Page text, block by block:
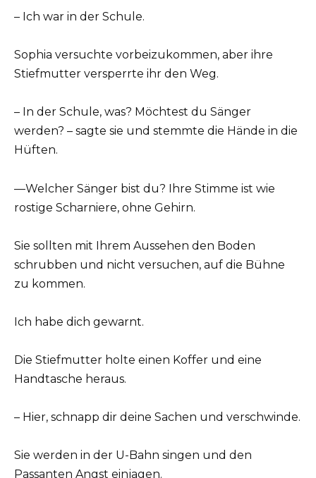
– Ich war in der Schule.
Sophia versuchte vorbeizukommen, aber ihre
Stiefmutter versperrte ihr den Weg.
– In der Schule, was? Möchtest du Sänger
werden? – sagte sie und stemmte die Hände in die
Hüften.
—Welcher Sänger bist du? Ihre Stimme ist wie
rostige Scharniere, ohne Gehirn.
Sie sollten mit Ihrem Aussehen den Boden
schrubben und nicht versuchen, auf die Bühne
zu kommen.
Ich habe dich gewarnt.
Die Stiefmutter holte einen Koffer und eine
Handtasche heraus.
– Hier, schnapp dir deine Sachen und verschwinde.
Sie werden in der U-Bahn singen und den
Passanten Angst einjagen.